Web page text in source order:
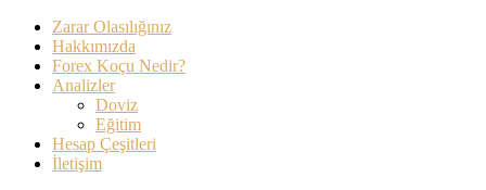
Zarar Olasılığınız
Hakkımızda
Forex Koçu Nedir?
Analizler
Doviz
Eğitim
Hesap Çeşitleri
İletişim